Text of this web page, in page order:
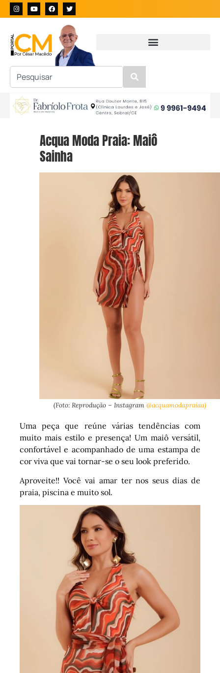
Acqua Moda Praia: Maiô
Sainha
(Foto: Reprodução – Instagram @acquamodapraiaa)
Uma peça que reúne várias tendências com
muito mais estilo e presença! Um maiô versátil,
confortável e acompanhado de uma estampa de
cor viva que vai tornar-se o seu look preferido.
Aproveite!! Você vai amar ter nos seus dias de
praia, piscina e muito sol.